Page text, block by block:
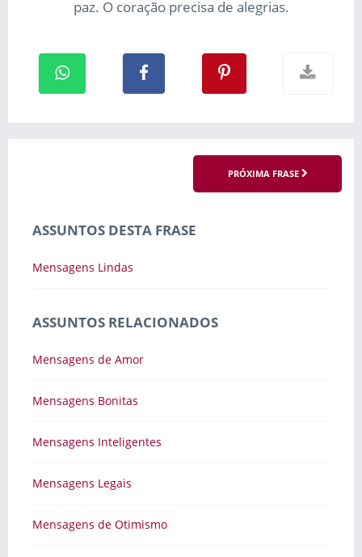
paz. O coração precisa de alegrias.
PRÓXIMA FRASE
ASSUNTOS DESTA FRASE
Mensagens Lindas
ASSUNTOS RELACIONADOS
Mensagens de Amor
Mensagens Bonitas
Mensagens Inteligentes
Mensagens Legais
Mensagens de Otimismo